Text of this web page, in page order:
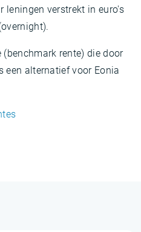
leningen verstrekt in euro's
(benchmark rente) die door
een alternatief voor Eonia